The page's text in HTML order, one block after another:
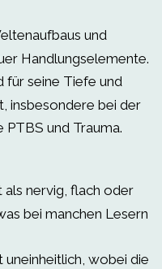
und
Handlungselemente.
für seine Tiefe und
insbesondere bei der
und Trauma.
nervig, flach oder
bei manchen Lesern
uneinheitlich, wobei die